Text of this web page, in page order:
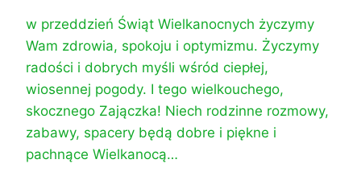
w przeddzień Świąt Wielkanocnych życzymy
Wam zdrowia, spokoju i optymizmu. Życzymy
radości i dobrych myśli wśród ciepłej,
wiosennej pogody. I tego wielkouchego,
skocznego Zajączka! Niech rodzinne rozmowy,
zabawy, spacery będą dobre i piękne i
pachnące Wielkanocą…